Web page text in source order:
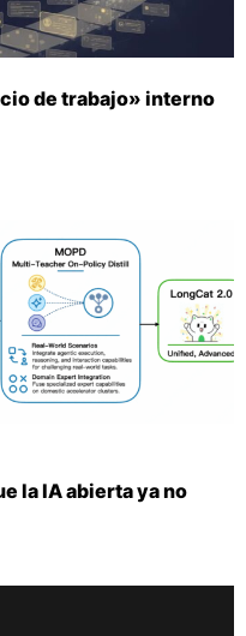
de trabajo» interno
la IA abierta ya no